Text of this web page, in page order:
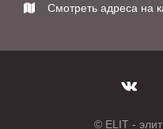
Смотреть адреса на
© ELIT -